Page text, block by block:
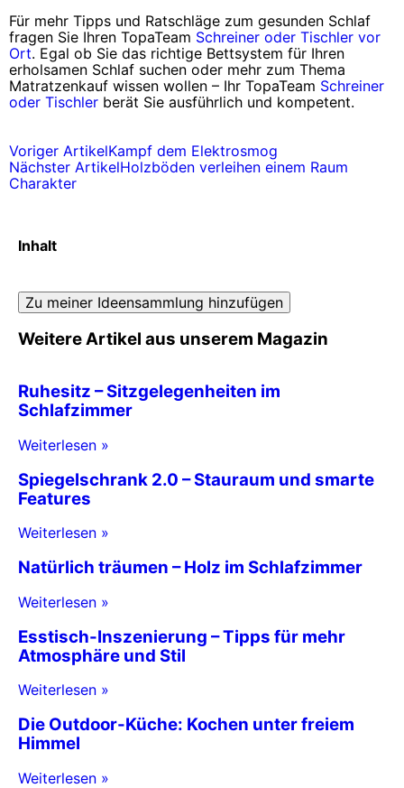
Für mehr Tipps und Ratschläge zum gesunden Schlaf
fragen Sie Ihren TopaTeam Schreiner oder Tischler vor
Ort. Egal ob Sie das richtige Bettsystem für Ihren
erholsamen Schlaf suchen oder mehr zum Thema
Matratzenkauf wissen wollen – Ihr TopaTeam Schreiner
oder Tischler berät Sie ausführlich und kompetent.
Voriger ArtikelKampf dem Elektrosmog
Nächster ArtikelHolzböden verleihen einem Raum
Charakter
Inhalt
Zu meiner Ideensammlung hinzufügen
Weitere Artikel aus unserem Magazin
Ruhesitz – Sitzgelegenheiten im
Schlafzimmer
Weiterlesen »
Spiegelschrank 2.0 – Stauraum und smarte
Features
Weiterlesen »
Natürlich träumen – Holz im Schlafzimmer
Weiterlesen »
Esstisch-Inszenierung – Tipps für mehr
Atmosphäre und Stil
Weiterlesen »
Die Outdoor-Küche: Kochen unter freiem
Himmel
Weiterlesen »